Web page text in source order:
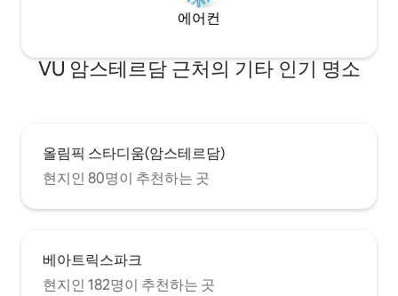
에어컨
VU 암스테르담 근처의 기타 인기 명소
올림픽 스타디움(암스테르담)
현지인 80명이 추천하는 곳
베아트릭스파크
현지인 182명이 추천하는 곳